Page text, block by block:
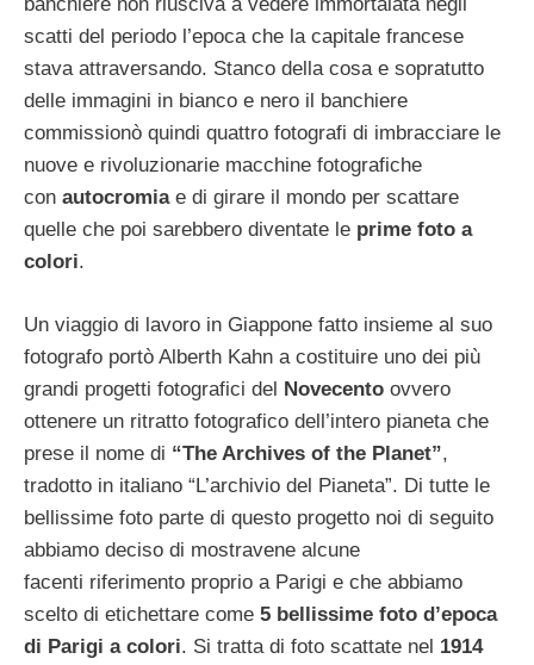
scatti del periodo l’epoca che la capitale francese
stava attraversando. Stanco della cosa e sopratutto
delle immagini in bianco e nero il banchiere
commissionò quindi quattro fotografi di imbracciare le
nuove e rivoluzionarie macchine fotografiche
con autocromiae di girare il mondo per scattare
quelle che poi sarebbero diventate le prime foto a
colori.
Un viaggio di lavoro in Giappone fatto insieme al suo
fotografo portò Alberth Kahn a costituire uno dei più
grandi progetti fotografici del Novecento ovvero
ottenere un ritratto fotografico dell’intero pianeta che
prese il nome di “The Archives of the Planet”,
tradotto in italiano “L’archivio del Pianeta”. Di tutte le
bellissime foto parte di questo progetto noi di seguito
abbiamo deciso di mostravene alcune
facenti riferimento proprio a Parigi e che abbiamo
scelto di etichettare come 5 bellissime foto d’epoca
di Parigi a colori. Si tratta di foto scattate nel 1914